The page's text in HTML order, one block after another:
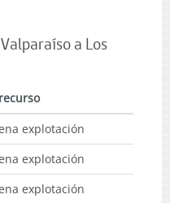
a Los
explotación
explotación
explotación